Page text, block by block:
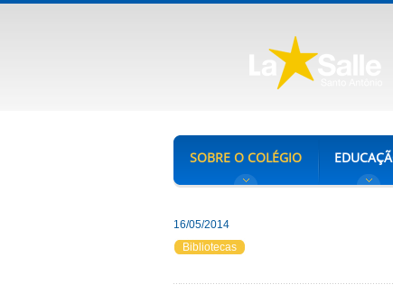
SOBRE O COLÉGIO
16/05/2014
Bibliotecas